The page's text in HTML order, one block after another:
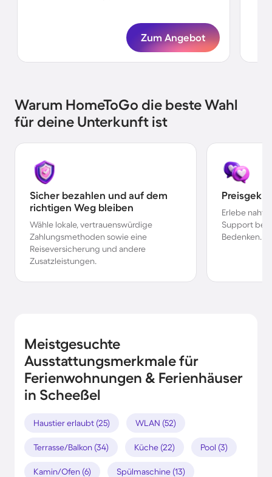
Zum Angebot
Warum HomeToGo die beste Wahl
für deine Unterkunft ist
Sicher bezahlen und auf dem
richtigen Weg bleiben
Wähle lokale, vertrauenswürdige
Zahlungsmethoden sowie eine
Reiseversicherung und andere
Zusatzleistungen.
Erlebe
Support bei
Bedenken.
Meistgesuchte
Ausstattungsmerkmale für
Ferienwohnungen & Ferienhäuser
in Scheeßel
Haustier erlaubt (25) WLAN (52)
Terrasse/Balkon (34) Küche (22) Pool (3)
Kamin/Ofen (6) Spülmaschine (13)